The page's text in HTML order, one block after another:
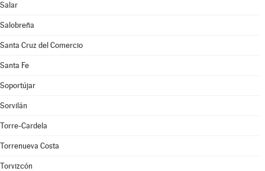
Salar
Salobreña
Santa Cruz del Comercio
Santa Fe
Soportújar
Sorvilán
Torre-Cardela
Torrenueva Costa
Torvizcón